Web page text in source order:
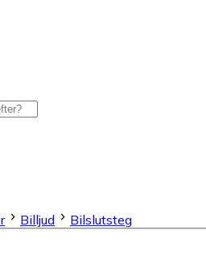
Billjud Bilslutsteg